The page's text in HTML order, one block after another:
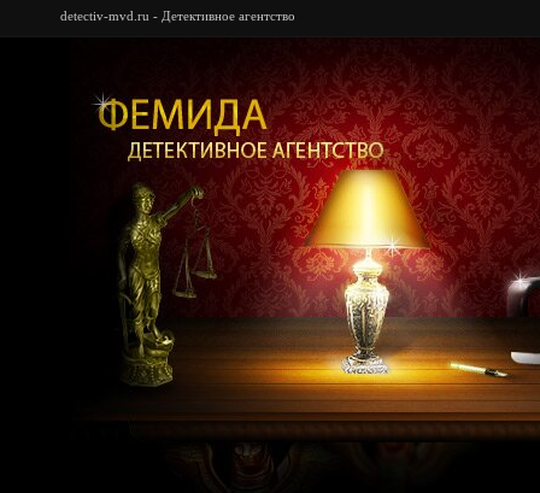
detectiv-mvd.ru - Детективное агентство